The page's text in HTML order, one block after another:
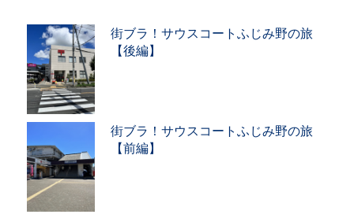
街ブラ！サウスコートふじみ野の旅
【後編】
街ブラ！サウスコートふじみ野の旅
【前編】